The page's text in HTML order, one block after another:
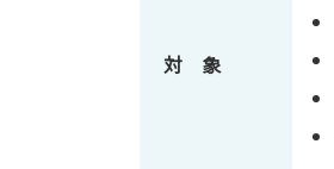
対 象